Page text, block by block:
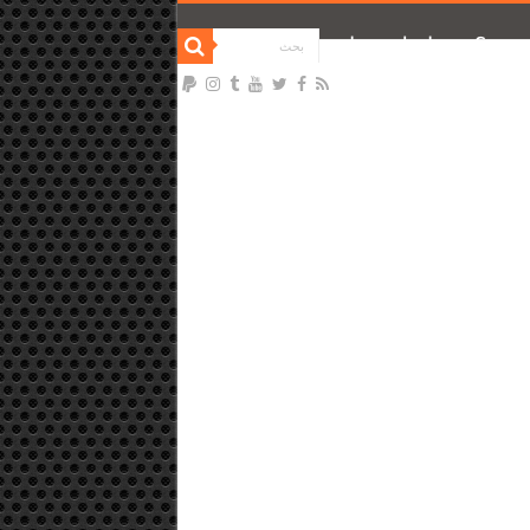
؟ تواصل معنا